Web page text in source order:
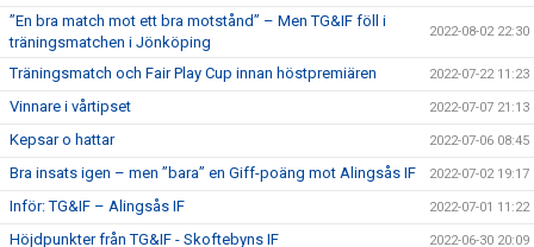
”En bra match mot ett bra motstånd” – Men TG&IF föll i
träningsmatchen i Jönköping
2022-08-02 22:30
Träningsmatch och Fair Play Cup innan höstpremiären 2022-07-22 11:23
Vinnare i vårtipset 2022-07-07 21:13
Kepsar o hattar 2022-07-06 08:45
Bra insats igen – men ”bara” en Giff-poäng mot Alingsås IF 2022-07-02 19:17
Inför: TG&IF – Alingsås IF 2022-07-01 11:22
Höjdpunkter från TG&IF - Skoftebyns IF 2022-06-30 20:09